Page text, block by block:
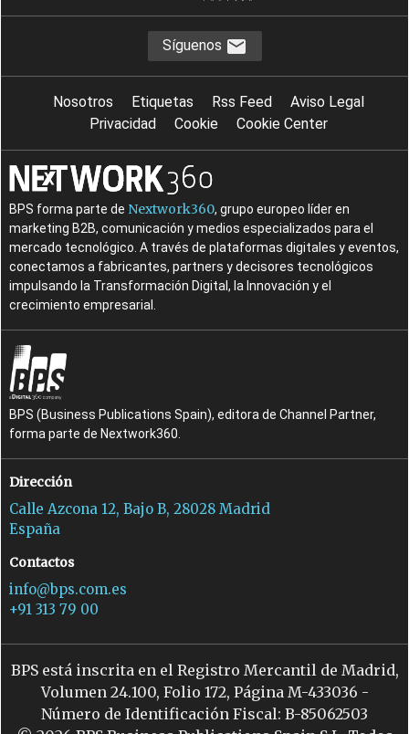
Síguenos
Nosotros Etiquetas Rss Feed
Aviso Legal
Privacidad
Cookie Cookie Center
BPS forma parte de Nextwork360, grupo europeo líder en
marketing B2B, comunicación y medios especializados para el
mercado tecnológico. A través de plataformas digitales y eventos,
conectamos a fabricantes, partners y decisores tecnológicos
impulsando la Transformación Digital, la Innovación y el
crecimiento empresarial.
BPS (Business Publications Spain), editora de Channel Partner,
forma parte de Nextwork360.
Dirección
Calle Azcona 12, Bajo B, 28028 Madrid
España
Contactos
info@bps.com.es
+91 313 79 00
BPS está inscrita en el Registro Mercantil de Madrid,
Volumen 24.100, Folio 172, Página M-433036 -
Número de Identificación Fiscal: B-85062503